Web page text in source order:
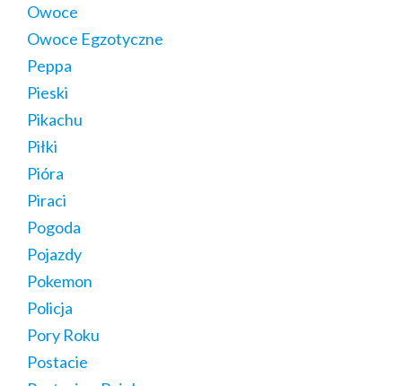
Owoce
Owoce Egzotyczne
Peppa
Pieski
Pikachu
Piłki
Pióra
Piraci
Pogoda
Pojazdy
Pokemon
Policja
Pory Roku
Postacie